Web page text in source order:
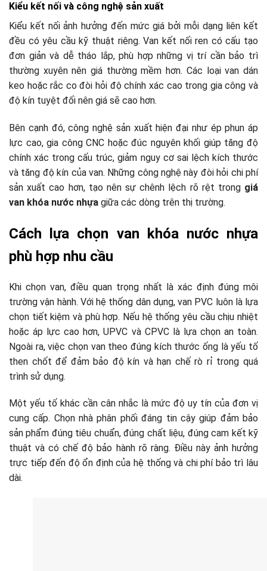
Kiểu kết nối và công nghệ sản xuất
Kiểu kết nối ảnh hưởng đến mức giá bởi mỗi dạng liên kết
đều có yêu cầu kỹ thuật riêng. Van kết nối ren có cấu tạo
đơn giản và dễ tháo lắp, phù hợp những vị trí cần bảo trì
thường xuyên nên giá thường mềm hơn. Các loại van dán
keo hoặc rắc co đòi hỏi độ chính xác cao trong gia công và
độ kín tuyệt đối nên giá sẽ cao hơn.
Bên cạnh đó, công nghệ sản xuất hiện đại như ép phun áp
lực cao, gia công CNC hoặc đúc nguyên khối giúp tăng độ
chính xác trong cấu trúc, giảm nguy cơ sai lệch kích thước
và tăng độ kín của van. Những công nghệ này đòi hỏi chi phí
sản xuất cao hơn, tạo nên sự chênh lệch rõ rệt trong giá
van khóa nước nhựa giữa các dòng trên thị trường.
Cách lựa chọn van khóa nước nhựa
phù hợp nhu cầu
Khi chọn van, điều quan trọng nhất là xác định đúng môi
trường vận hành. Với hệ thống dân dụng, van PVC luôn là lựa
chọn tiết kiệm và phù hợp. Nếu hệ thống yêu cầu chịu nhiệt
hoặc áp lực cao hơn, UPVC và CPVC là lựa chọn an toàn.
Ngoài ra, việc chọn van theo đúng kích thước ống là yếu tố
then chốt để đảm bảo độ kín và hạn chế rò rỉ trong quá
trình sử dụng.
Một yếu tố khác cần cân nhắc là mức độ uy tín của đơn vị
cung cấp. Chọn nhà phân phối đáng tin cậy giúp đảm bảo
sản phẩm đúng tiêu chuẩn, đúng chất liệu, đúng cam kết kỹ
thuật và có chế độ bảo hành rõ ràng. Điều này ảnh hưởng
trực tiếp đến độ ổn định của hệ thống và chi phí bảo trì lâu
dài.